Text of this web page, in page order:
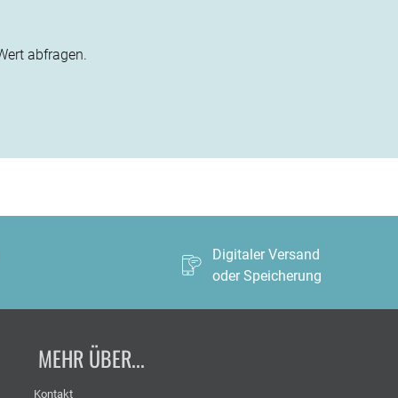
abfragen.
Digitaler Versand
oder Speicherung
MEHR ÜBER...
Kontakt